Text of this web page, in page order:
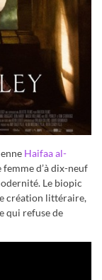
Haifaa al-
d’à dix-neuf
Le biopic
création littéraire,
qui refuse de